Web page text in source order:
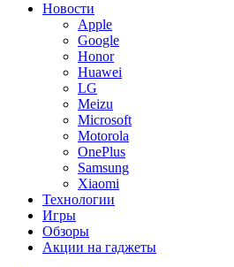
Новости
Apple
Google
Honor
Huawei
LG
Meizu
Microsoft
Motorola
OnePlus
Samsung
Xiaomi
Технологии
Игры
Обзоры
Акции на гаджеты